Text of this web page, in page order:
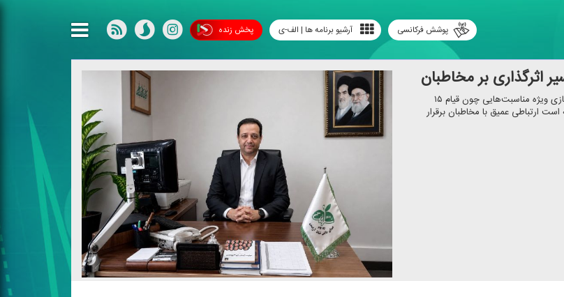
پخش زنده آرشیو برنامه ها | الف-ی پوشش فرکانسی
اثرگذاری بر مخاطبان
رادیو با بهره‌گیری از زبان ساده، روایت‌های احساسی و محتوای مستند، در برنامه‌سازی ویژه مناسبت‌هایی چون قیام ۱۵
ارتباطی عمیق با مخاطبان برقرار